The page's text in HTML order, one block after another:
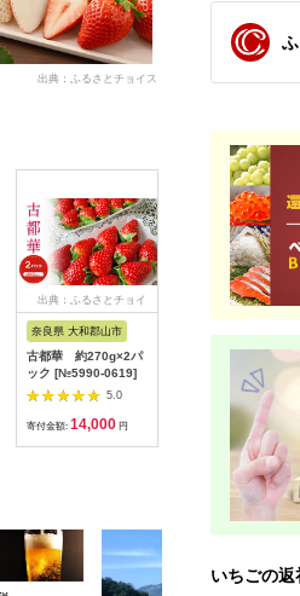
出典：ふるさとチョイス
出典：ふるさとチョイ
奈良県 大和郡山市
古都華 約270g×2パ
ック [№5990-0619]
5.0
寄付金額: 14,000 円
出典：ふるさとチョイ
オーガニックあまお
「いせいちご」 おま
かせ4パック（大粒）
【伊世いちご畑】
5.0
26,000
いちごの返